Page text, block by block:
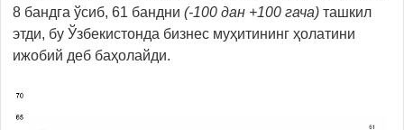
8 бандга ўсиб, 61 бандни (-100 дан +100 гача) ташкил
этди, бу Ўзбекистонда бизнес муҳитининг ҳолатини
ижобий деб баҳолайди.